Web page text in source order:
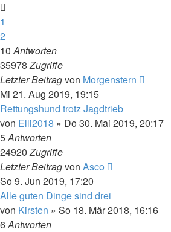
1
2
10Antworten
35978Zugriffe
Letzter Beitragvon Morgenstern
Mi 21. Aug 2019, 19:15
Rettungshund trotz Jagdtrieb
von Elli2018 » Do 30. Mai 2019, 20:17
5Antworten
24920Zugriffe
Letzter Beitragvon Asco
So 9. Jun 2019, 17:20
Alle guten Dinge sind drei
von Kirsten » So 18. Mär 2018, 16:16
6Antworten